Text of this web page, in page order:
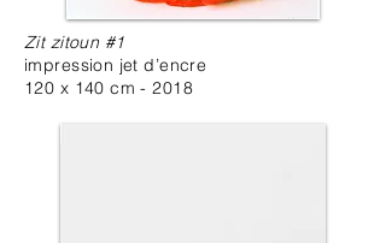
Zit zitoun #1
impression jet d’encre
120 x 140 cm - 2018